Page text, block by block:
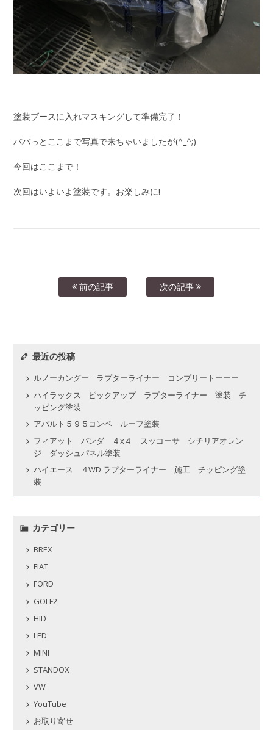
塗装ブースに入れマスキングして準備完了！
ババっとここまで写真で来ちゃいましたが(^_^;)
今回はここまで！
次回はいよいよ塗装です。お楽しみに!
前の記事 次の記事
最近の投稿
ルノーカングー ラプターライナー コンプリートーーー
ハイラックス ピックアップ ラプターライナー 塗装 チ
ッピング塗装
アバルト５９５コンペ ルーフ塗装
フィアット パンダ ４x４ スッコーサ シチリアオレン
ジ ダッシュパネル塗装
ハイエース ４WD ラプターライナー 施工 チッピング塗
装
カテゴリー
BREX
FIAT
FORD
GOLF2
HID
LED
MINI
STANDOX
VW
YouTube
お取り寄せ